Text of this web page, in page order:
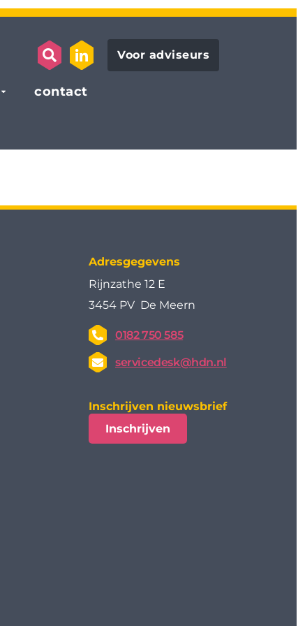
contact
search opener
link to the linkedin page
Voor adviseurs
Adresgegevens
Rijnzathe 12 E
3454 PV De Meern
0182 750 585
servicedesk@hdn.nl
Inschrijven nieuwsbrief
Inschrijven